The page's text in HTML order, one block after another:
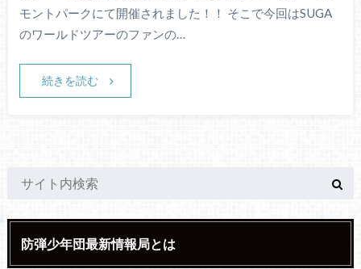
モントパークにて開催されました！！ そこで今回はSUGA
のワールドツアーのファンの…
続きを読む
防弾少年団最新情報局とは